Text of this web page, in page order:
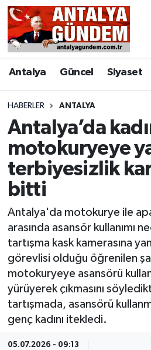
Antalya Güncel Siyaset
HABERLER ANTALYA
Antalya’da
motokuryeye
terbiyesizlik
bitti
Antalya'da motokurye ile
arasında asansör kullanımı
tartışma kask kamerasına
görevlisi olduğu öğrenilen
motokuryeye asansörü
yürüyerek çıkmasını
tartışmada, asansörü
genç kadını itekledi.
05.07.2026 - 09:13
Antalya
Asayiş
Bilim & Teknoloji
Bölge
EĞİTİM
Ekonomi
Genel
Görüntülü Haber
Güncel
Kültür & Sanat
Magazin
Antalya Nöbetçi
Antalya Hava Durumu
Antalya Namaz Vakitleri
Antalya Trafik Yoğunluk
Süper Lig Puan Durumu
Tüm Manşetler
Son Dakika Haberleri
Haber Arşivi